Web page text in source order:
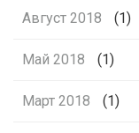
Август 2018 (1)
Май 2018 (1)
Март 2018 (1)